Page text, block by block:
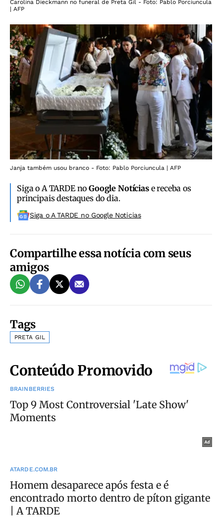
Carolina Dieckmann no funeral de Preta Gil - Foto: Pablo Porciuncula
| AFP
Janja também usou branco - Foto: Pablo Porciuncula | AFP
Siga o A TARDE noGoogle Notíciase receba os
principais destaques do dia.
Siga o A TARDE no Google Noticias
Compartilhe essa notícia com seus
amigos
Tags
PRETA GIL